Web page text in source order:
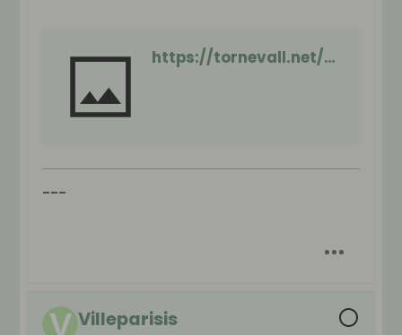
https://tornevall.net/forum/articles/1062382-big-brother-sweden-leaks-again
---
Villeparisis